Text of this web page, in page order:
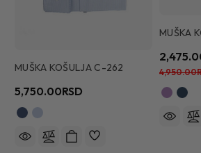
MUŠKA KOŠULJA C-262
5,750.00RSD
MUŠKA